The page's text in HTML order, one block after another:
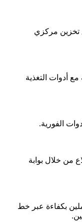
تخزين مركزي
أدوات التغذية
الفورية.
من خلال بوابة
بكفاءة عبر خط